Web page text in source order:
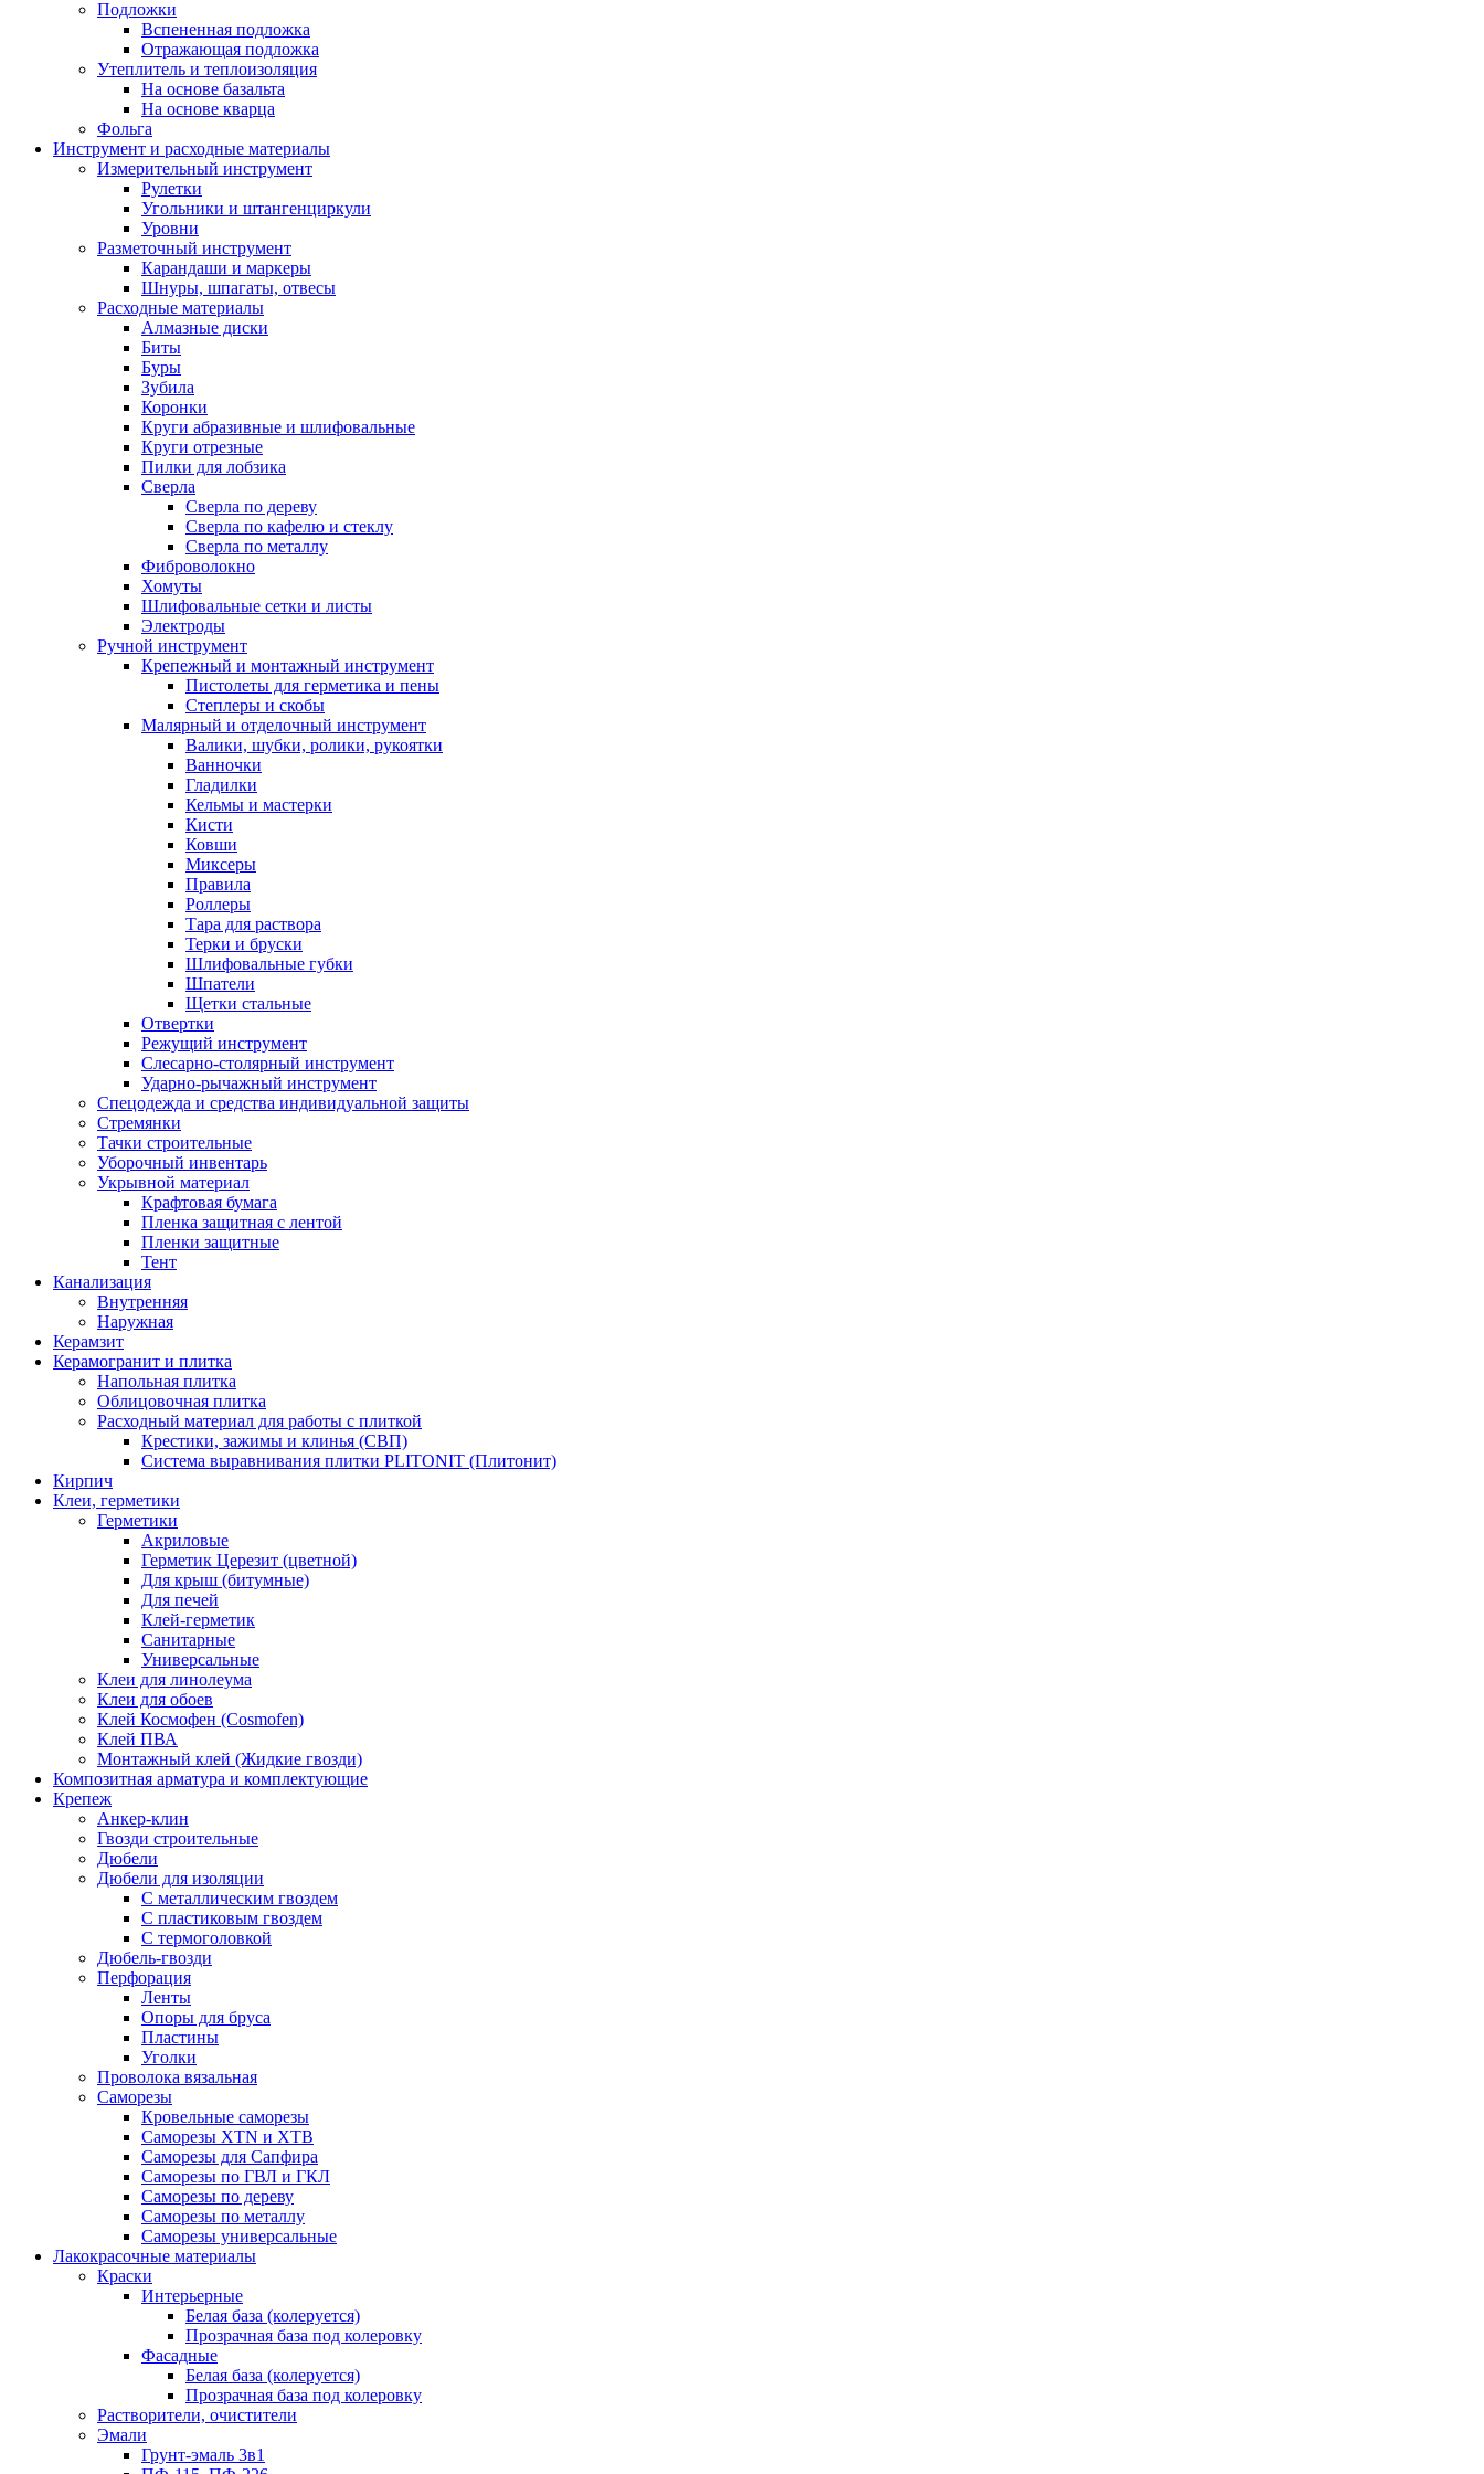
Подложки
Вспененная подложка
Отражающая подложка
Утеплитель и теплоизоляция
На основе базальта
На основе кварца
Фольга
Инструмент и расходные материалы
Измерительный инструмент
Рулетки
Угольники и штангенциркули
Уровни
Разметочный инструмент
Карандаши и маркеры
Шнуры, шпагаты, отвесы
Расходные материалы
Алмазные диски
Биты
Буры
Зубила
Коронки
Круги абразивные и шлифовальные
Круги отрезные
Пилки для лобзика
Сверла
Сверла по дереву
Сверла по кафелю и стеклу
Сверла по металлу
Фиброволокно
Хомуты
Шлифовальные сетки и листы
Электроды
Ручной инструмент
Крепежный и монтажный инструмент
Пистолеты для герметика и пены
Степлеры и скобы
Малярный и отделочный инструмент
Валики, шубки, ролики, рукоятки
Ванночки
Гладилки
Кельмы и мастерки
Кисти
Ковши
Миксеры
Правила
Роллеры
Тара для раствора
Терки и бруски
Шлифовальные губки
Шпатели
Щетки стальные
Отвертки
Режущий инструмент
Слесарно-столярный инструмент
Ударно-рычажный инструмент
Спецодежда и средства индивидуальной защиты
Стремянки
Тачки строительные
Уборочный инвентарь
Укрывной материал
Крафтовая бумага
Пленка защитная с лентой
Пленки защитные
Тент
Канализация
Внутренняя
Наружная
Керамзит
Керамогранит и плитка
Напольная плитка
Облицовочная плитка
Расходный материал для работы с плиткой
Крестики, зажимы и клинья (СВП)
Система выравнивания плитки PLITONIT (Плитонит)
Кирпич
Клеи, герметики
Герметики
Акриловые
Герметик Церезит (цветной)
Для крыш (битумные)
Для печей
Клей-герметик
Санитарные
Универсальные
Клеи для линолеума
Клеи для обоев
Клей Космофен (Cosmofen)
Клей ПВА
Монтажный клей (Жидкие гвозди)
Композитная арматура и комплектующие
Крепеж
Анкер-клин
Гвозди строительные
Дюбели
Дюбели для изоляции
С металлическим гвоздем
С пластиковым гвоздем
С термоголовкой
Дюбель-гвозди
Перфорация
Ленты
Опоры для бруса
Пластины
Уголки
Проволока вязальная
Саморезы
Кровельные саморезы
Саморезы XTN и ХTB
Саморезы для Сапфира
Саморезы по ГВЛ и ГКЛ
Саморезы по дереву
Саморезы по металлу
Саморезы универсальные
Лакокрасочные материалы
Краски
Интерьерные
Белая база (колеруется)
Прозрачная база под колеровку
Фасадные
Белая база (колеруется)
Прозрачная база под колеровку
Растворители, очистители
Эмали
Грунт-эмаль 3в1